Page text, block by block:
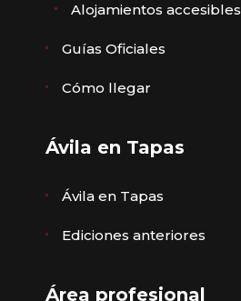
Alojamientos accesibles
Guías Oficiales
Cómo llegar
Ávila en Tapas
Ávila en Tapas
Ediciones anteriores
Área profesional